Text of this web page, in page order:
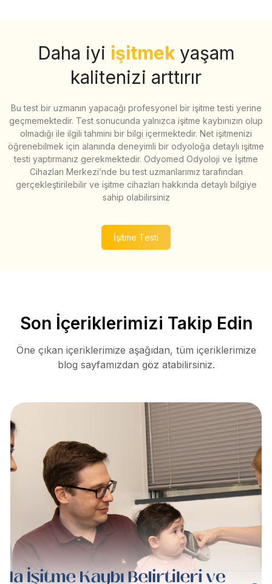
Daha iyi işitmek yaşam
kalitenizi arttırır
Bu test bir uzmanın yapacağı profesyonel bir işitme testi yerine
geçmemektedir. Test sonucunda yalnızca işitme kaybınızın olup
olmadığı ile ilgili tahmini bir bilgi içermektedir. Net işitmenizi
öğrenebilmek için alanında deneyimli bir odyoloğa detaylı işitme
testi yaptırmanız gerekmektedir. Odyomed Odyoloji ve İşitme
Cihazları Merkezi’nde bu test uzmanlarımız tarafından
gerçekleştirilebilir ve işitme cihazları hakkında detaylı bilgiye
sahip olabilirsiniz
İşitme Testi
Son İçeriklerimizi Takip Edin
Öne çıkan içeriklerimize aşağıdan, tüm içeriklerimize
blog sayfamızdan göz atabilirsiniz.